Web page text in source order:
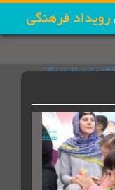
ای نه چندان آرام با